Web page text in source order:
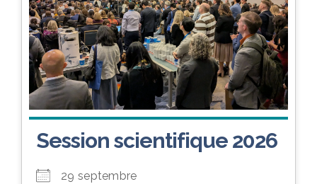
Session scientifique 2026
29 septembre